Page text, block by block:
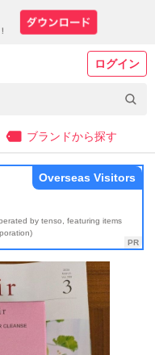
ログイン
ブランドから探す
by tenso, featuring items
Overseas Visitors